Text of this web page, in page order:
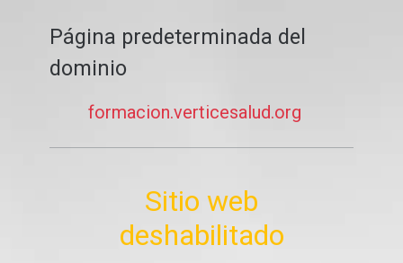
Página predeterminada del
dominio
formacion.verticesalud.org
Sitio web
deshabilitado